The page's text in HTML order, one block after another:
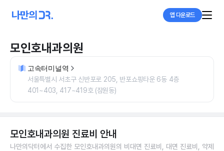
앱 다운로드
모인호내과의원
고속터미널역
서울특별시 서초구 신반포로 205, 반포쇼핑타운 6동 4층
401~403, 417~419호 (잠원동)
모인호내과의원 진료비 안내
나만의닥터에서 수집한 모인호내과의원의 비대면 진료비, 대면 진료비, 약제